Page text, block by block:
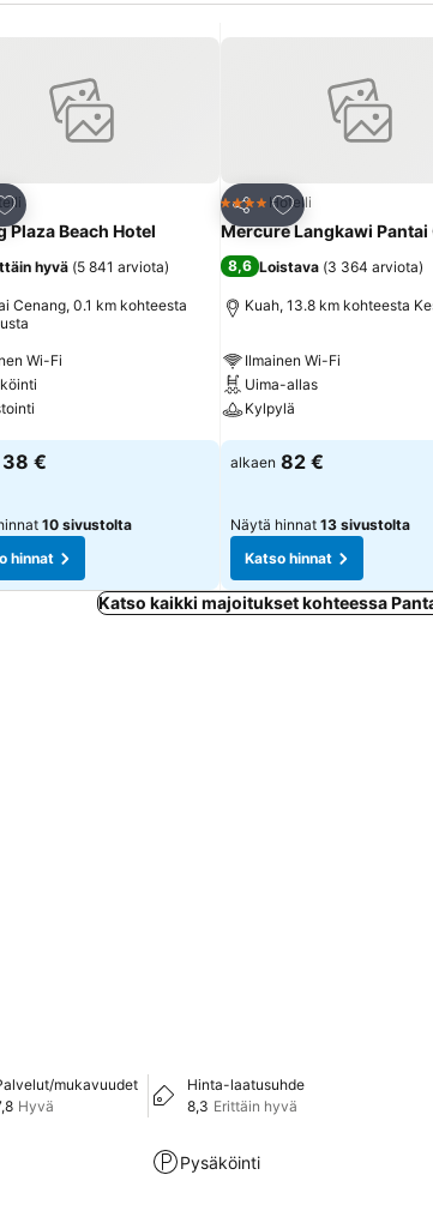
suosikkeihin
Plaza Beach Hotel
hyvä (5 841 arviota)
Cenang, 0.1 km kohteesta
Wi-Fi
38 €
10 sivustolta
hinnat
Jaa
Lisää suosikkeihin
4 Tähtiluokitus
Hotelli
Mercure Langkawi Pantai
8,6 Loistava (3 364 arviota)
Kuah, 13.8 km kohteesta
Ilmainen Wi-Fi
Uima-allas
Kylpylä
Katso hinnat
alkaen 82 €
Näytä hinnat 13 sivustolta
Katso hinnat
Katso kaikki majoitukset kohteessa
mukavuudet
Hyvä
Hinta-laatusuhde
8,3 Erittäin hyvä
Pysäköinti